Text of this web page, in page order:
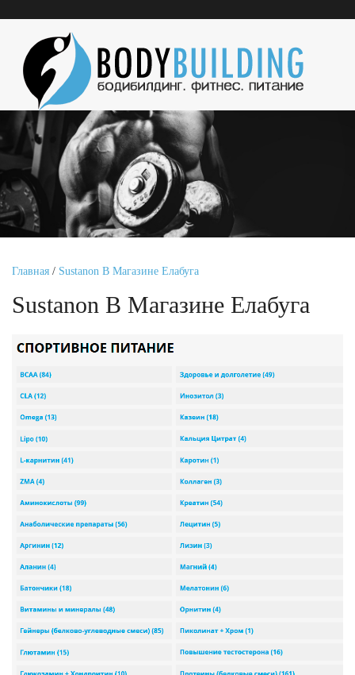
Главная / Sustanon В Магазине Елабуга
Sustanon В Магазине Елабуга